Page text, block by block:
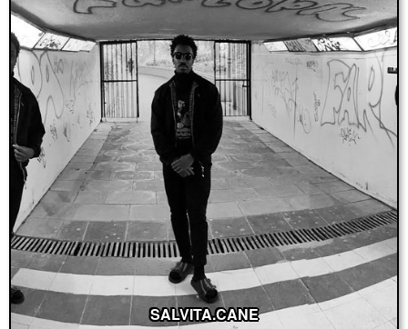
SALVITA.CANE